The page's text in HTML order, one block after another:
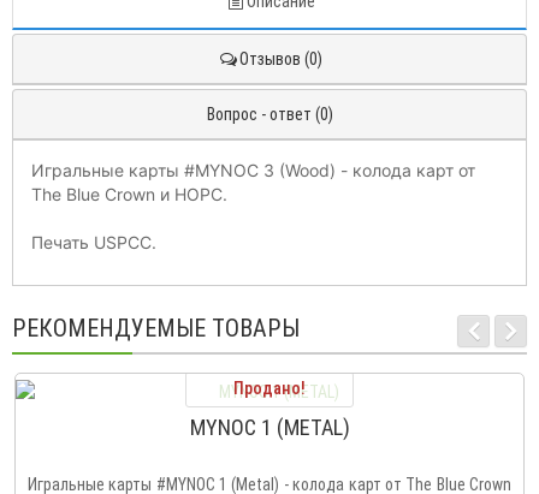
Отзывов (0)
Вопрос - ответ (0)
Игральные карты #MYNOC 3 (Wood) - колода карт от
The Blue Crown и HOPC.
Печать USPCC.
РЕКОМЕНДУЕМЫЕ ТОВАРЫ
Продано!
MYNOC 1 (METAL)
Игральные карты #MYNOC 1 (Metal) - колода карт от The Blue Crown